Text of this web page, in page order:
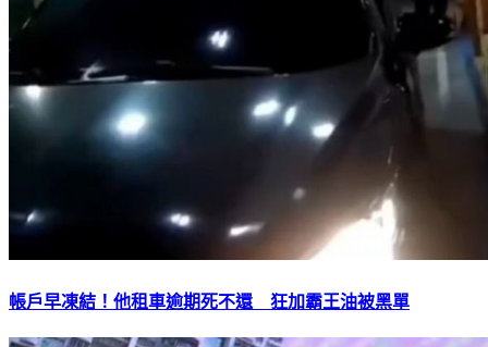
帳戶早凍結！他租車逾期死不還 狂加霸王油被黑單